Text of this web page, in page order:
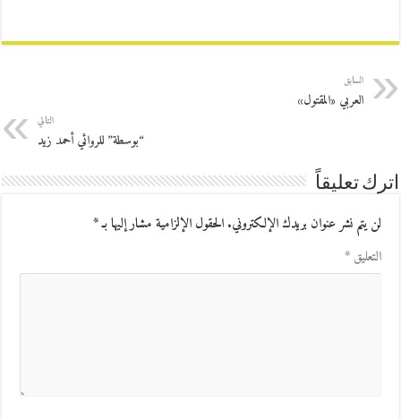
السابق
العربي «المقتول»
التالي
“بوسطة” للروائي أحمد زيد
اترك تعليقاً
لن يتم نشر عنوان بريدك الإلكتروني.الحقول الإلزامية مشار إليها بـ*
التعليق*